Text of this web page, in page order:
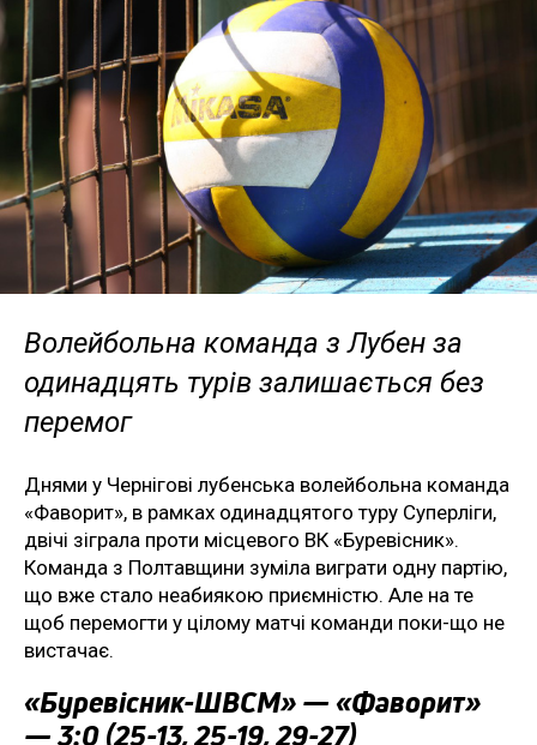
Волейбольна команда з Лубен за
одинадцять турів залишається без
перемог
Днями у Чернігові лубенська волейбольна команда
«Фаворит», в рамках одинадцятого туру Суперліги,
двічі зіграла проти місцевого ВК «Буревісник».
Команда з Полтавщини зуміла виграти одну партію,
що вже стало неабиякою приємністю. Але на те
щоб перемогти у цілому матчі команди поки-що не
вистачає.
«Буревісник-ШВСМ» — «Фаворит»
— 3:0 (25-13, 25-19, 29-27)